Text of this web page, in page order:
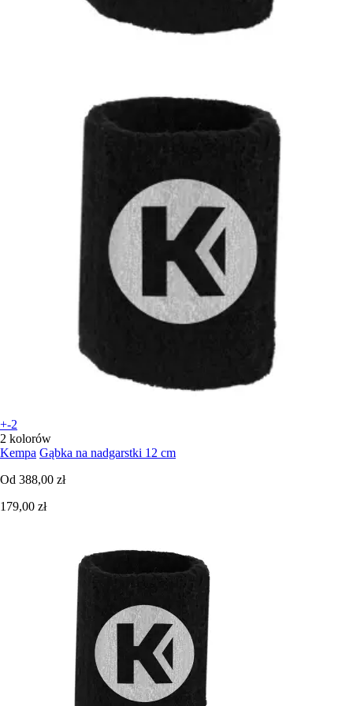
+-2
2 kolorów
Kempa Gąbka na nadgarstki 12 cm
Od 388,00 zł
179,00 zł